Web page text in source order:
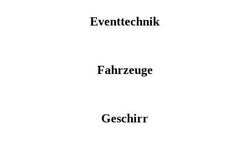
Eventtechnik
Fahrzeuge
Geschirr